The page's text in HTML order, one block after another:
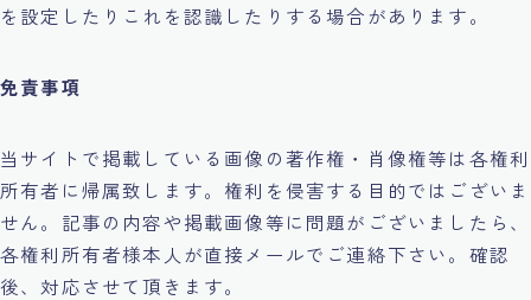
を設定したりこれを認識したりする場合があります。
免責事項
当サイトで掲載している画像の著作権・肖像権等は各権利
所有者に帰属致します。権利を侵害する目的ではございま
せん。記事の内容や掲載画像等に問題がございましたら、
各権利所有者様本人が直接メールでご連絡下さい。確認
後、対応させて頂きます。